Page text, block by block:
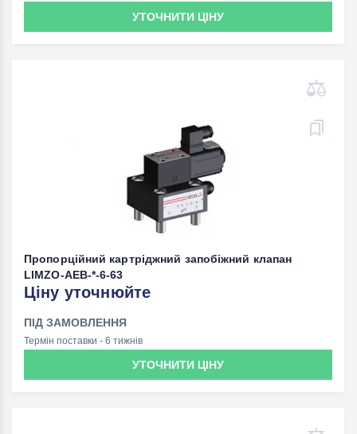
УТОЧНИТИ ЦІНУ
Пропорційний картріджний запобіжний клапан
LIMZO-AEB-*-6-63
Ціну уточнюйте
ПІД ЗАМОВЛЕННЯ
Термін поставки - 6 тижнів
УТОЧНИТИ ЦІНУ